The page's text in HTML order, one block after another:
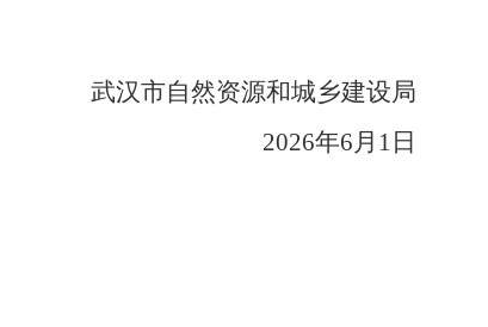
武汉市自然资源和城乡建设局
2026年6月1日